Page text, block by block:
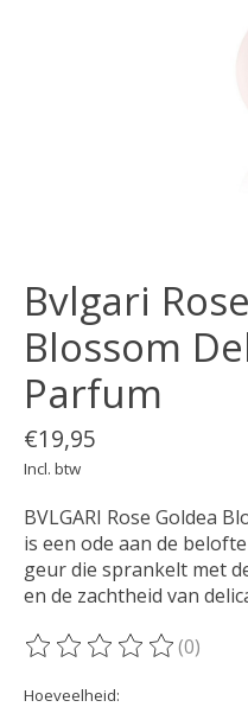
Bvlgari
Blossom
Parfum
€19,95
Incl. btw
BVLGARI Rose Goldea
is een ode aan de
geur die sprankelt met
en de zachtheid van
De beoordeling van dit
(0)
Hoeveelheid: